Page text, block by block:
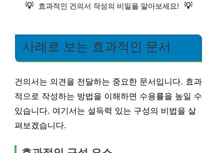
💡 효과적인 건의서 작성의 비밀을 알아보세요! 💡
사례로 보는 효과적인 문서
건의서는 의견을 전달하는 중요한 문서입니다. 효과
적으로 작성하는 방법을 이해하면 수용률을 높일 수
있습니다. 여기서는 설득력 있는 구성의 비법을 살
펴보겠습니다.